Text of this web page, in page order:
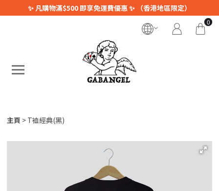
✨ 凡購物滿$500 即享免運費優惠 ✨ （香港地區限定）
0
主頁 T裇經典(黑)